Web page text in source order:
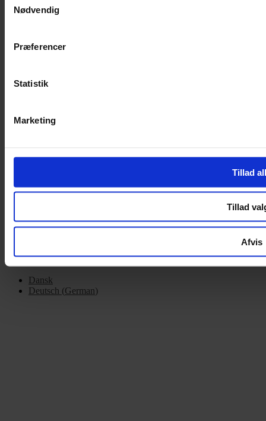
Nødvendig
Præferencer
Statistik
Marketing
Tillad
Tillad
Afvis
Handelsbetingelser
Handelsbetingelser
Om Yarn Every Wear
Mandag – Fredag 10:00 – 17:30
Copyright © 2022.Design & hosting by Webhuset Ballum ApS
Dansk
Deutsch (German)